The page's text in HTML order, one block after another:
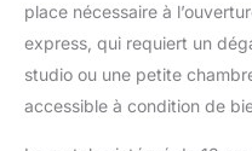
place nécessaire à
express, qui requiert un
studio ou une petite
accessible à condition de